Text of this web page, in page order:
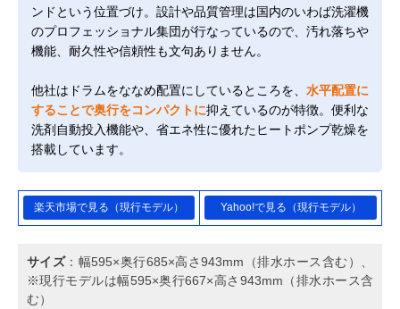
ンドという位置づけ。設計や品質管理は国内のいわば洗濯機
のプロフェッショナル集団が行なっているので、汚れ落ちや
機能、耐久性や信頼性も文句ありません。
他社はドラムをななめ配置にしているところを、 水平配置に
することで奥行をコンパクトに抑えているのが特徴。便利な
洗剤自動投入機能や、省エネ性に優れたヒートポンプ乾燥を
搭載しています。
楽天市場で見る（現行モデル） Yahoo!で見る（現行モデル）
サイズ：幅595×奥行685×高さ943mm（排水ホース含む）、
※現行モデルは幅595×奥行667×高さ943mm（排水ホース含
む）